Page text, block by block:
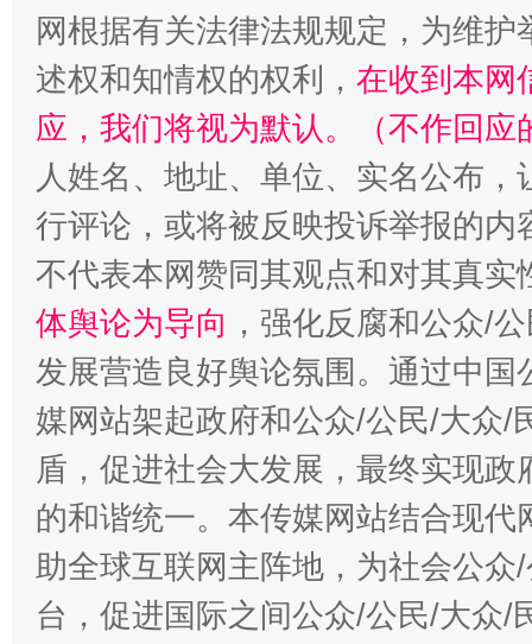
扯下公款旅游的“隐身衣” 如何以
“蜀中异人”王建安的艺术幻境
网根据有关法律法规规定，为维
述权和知情权的权利， 在收到本网
应，我们将视为默认。（不作回应
人姓名、地址、单位、实名公布
行评论，或将被反映投诉举报的
不代表本网赞同其观点和对其真实
体舆论为导向 ，强化反腐和公众/
发展营造良好舆论氛围。通过中
媒网站架起政府和公众/公民/大众/
盾，促进社会大发展，最终实现
的和谐统一。本传媒网站结合现
助全球互联网主阵地，为社会公
台，促进国际之间公众/公民/大众/